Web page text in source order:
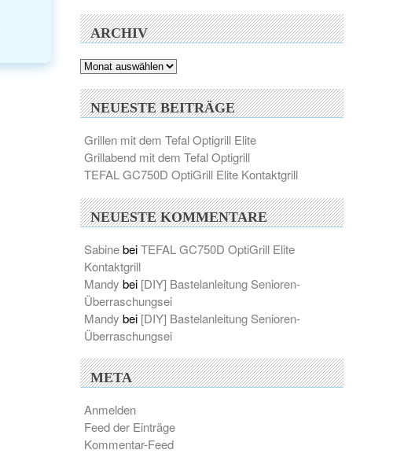
ARCHIV
Archiv
NEUESTE BEITRÄGE
Grillen mit dem Tefal Optigrill Elite
Grillabend mit dem Tefal Optigrill
TEFAL GC750D OptiGrill Elite Kontaktgrill
NEUESTE KOMMENTARE
SabinebeiTEFAL GC750D OptiGrill Elite
Kontaktgrill
Mandy bei [DIY] Bastelanleitung Senioren-
Überraschungsei
Mandy bei [DIY] Bastelanleitung Senioren-
Überraschungsei
META
Anmelden
Feed der Einträge
Kommentar-Feed